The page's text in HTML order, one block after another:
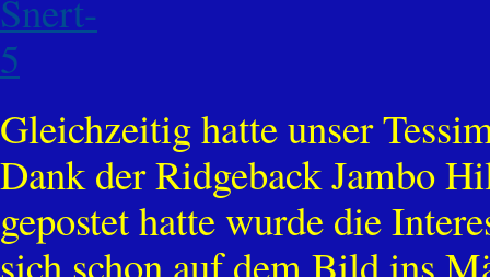
Gleichzeitig hatte unser
Dank der Ridgeback Jambo
gepostet hatte wurde die
sich schon auf dem Bild ins